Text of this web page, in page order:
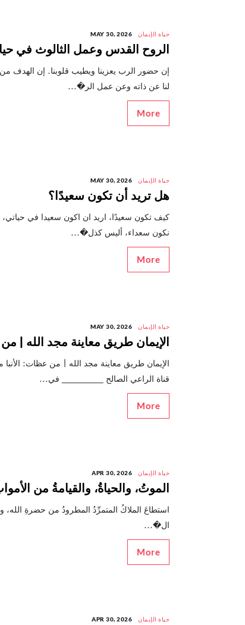
حياة الإيمان MAY 30, 2026
الروح القدس وعمل الثالوث في
إن حضور الرب يعزينا ويطيب قلوبنا. إن الهدف
لنا عن ذاته وعن عمل الر�...
More
حياة الإيمان MAY 30, 2026
هل تريد أن تكون سعيدًا؟
كيف تكون سعيدًا، اريد ان اكون سعيدا في حياتي،
نكون سعداء، أليس كذل�...
More
حياة الإيمان MAY 30, 2026
الإيمان طريق معاينة مجد الله |
الإيمان طريق معاينة مجد الله | من عظات:
قناة الراعي الصالح _______ في...
More
حياة الإيمان APR 30, 2026
الموتُ، والحياةُ، والقيامةُ من
استطاعَ الملاكُ المتمرِّدُ المطرودُ من حضرةِ
ال�...
More
حياة الإيمان APR 30, 2026